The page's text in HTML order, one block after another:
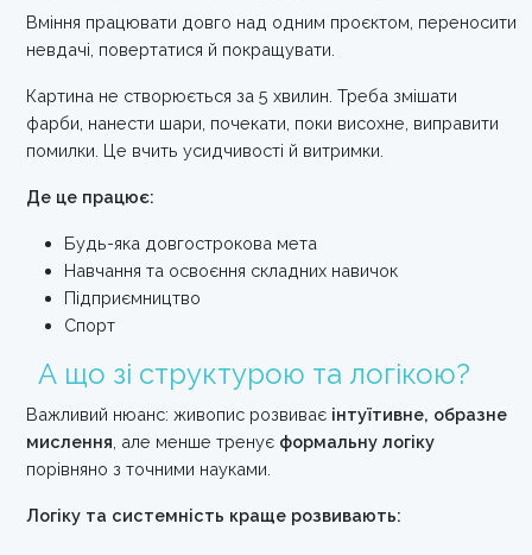
Вміння працювати довго над одним проєктом, переносити
невдачі, повертатися й покращувати.
Картина не створюється за 5 хвилин. Треба змішати
фарби, нанести шари, почекати, поки висохне, виправити
помилки. Це вчить усидчивості й витримки.
Де це працює:
Будь-яка довгострокова мета
Навчання та освоєння складних навичок
Підприємництво
Спорт
А що зі структурою та логікою?
Важливий нюанс: живопис розвиває інтуїтивне, образне
мислення , але менше тренує формальну логіку
порівняно з точними науками.
Логіку та системність краще розвивають: